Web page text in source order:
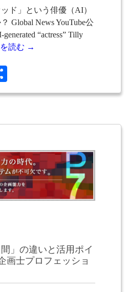
ド」という俳優（AI）
Global News YouTube公
“actress” Tilly
読む →
有
間」の違いと活用ポイ
画士プロフェッショ